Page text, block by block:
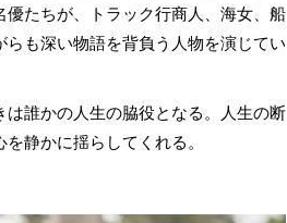
優たちが、トラック行商人、海女、船
も深い物語を背負う人物を演じてい
誰かの人生の脇役となる。人生の断
静かに揺らしてくれる。